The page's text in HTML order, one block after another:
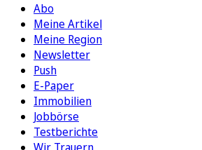
Abo
Meine Artikel
Meine Region
Newsletter
Push
E-Paper
Immobilien
Jobbörse
Testberichte